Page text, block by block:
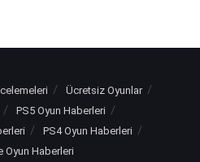
Ücretsiz Oyunlar
PS5 Oyun Haberleri
PS4 Oyun Haberleri
Oyun Haberleri